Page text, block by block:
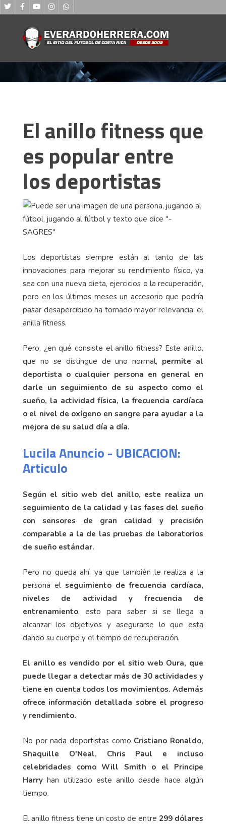
El anillo fitness que
es popular entre
los deportistas
Los deportistas siempre están al tanto de las
innovaciones para mejorar su rendimiento físico, ya
sea con una nueva dieta, ejercicios o la recuperación,
pero en los últimos meses un accesorio que podría
pasar desapercibido ha tomado mayor relevancia: el
anilla fitness.
Pero, ¿en qué consiste el anillo fitness? Este anillo,
que no se distingue de uno normal, permite al
deportista o cualquier persona en general en
darle un seguimiento de su aspecto como el
sueño, la actividad física, la frecuencia cardíaca
o el nivel de oxígeno en sangre para ayudar a la
mejora de su salud día a día.
Lucila Anuncio - UBICACION:
Articulo
Según el sitio web del anillo, este realiza un
seguimiento de la calidad y las fases del sueño
con sensores de gran calidad y precisión
comparable a la de las pruebas de laboratorios
de sueño estándar.
Pero no queda ahí, ya que también le realiza a la
persona el seguimiento de frecuencia cardíaca,
niveles de actividad y frecuencia de
entrenamiento, esto para saber si se llega a
alcanzar los objetivos y asegurarse lo que esta
dando su cuerpo y el tiempo de recuperación.
El anillo es vendido por el sitio web Oura, que
puede llegar a detectar más de 30 actividades y
tiene en cuenta todos los movimientos. Además
ofrece información detallada sobre el progreso
y rendimiento.
No por nada deportistas como Cristiano Ronaldo,
Shaquille O'Neal, Chris Paul e incluso
celebridades como Will Smith o el Principe
Harry han utilizado este anillo desde hace algún
tiempo.
El anillo fitness tiene un costo de entre 299 dólares